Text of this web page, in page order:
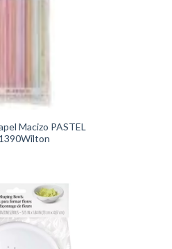
Macizo PASTEL